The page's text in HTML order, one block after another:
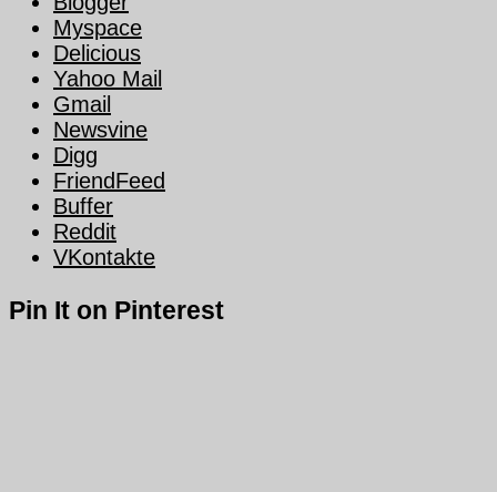
Myspace
Delicious
Yahoo Mail
Gmail
Newsvine
Digg
FriendFeed
Buffer
Reddit
VKontakte
Pin It on Pinterest